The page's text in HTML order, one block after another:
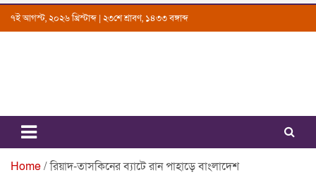
Skip৭ই আগস্ট, ২০২৬ খ্রিস্টাব্দ | ২৩শে শ্রাবণ, ১৪৩৩ বঙ্গাব্দ
Uttarkantho
News Portal
Home রিয়াদ-তাসকিনের ব্যাটে রান পাহাড়ে বাংলাদেশ